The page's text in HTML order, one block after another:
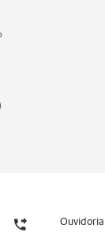
Ouvidoria